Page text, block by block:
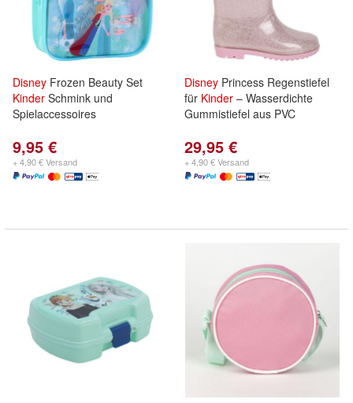
Disney Frozen Beauty Set
Kinder Schmink und
Spielaccessoires
9,95 €
+ 4,90 € Versand
Disney Princess Regenstiefel
für Kinder – Wasserdichte
Gummistiefel aus PVC
29,95 €
+ 4,90 € Versand